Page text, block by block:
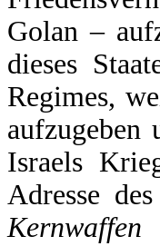
Golan –
dieses
Regimes,
Israels
Adresse